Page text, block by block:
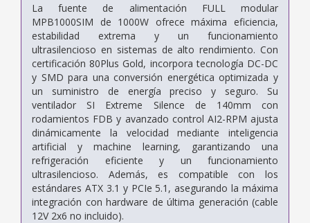
La fuente de alimentación FULL modular
MPB1000SIM de 1000W ofrece máxima eficiencia,
estabilidad extrema y un funcionamiento
ultrasilencioso en sistemas de alto rendimiento. Con
certificación 80Plus Gold, incorpora tecnología DC-DC
y SMD para una conversión energética optimizada y
un suministro de energía preciso y seguro. Su
ventilador SI Extreme Silence de 140mm con
rodamientos FDB y avanzado control AI2-RPM ajusta
dinámicamente la velocidad mediante inteligencia
artificial y machine learning, garantizando una
refrigeración eficiente y un funcionamiento
ultrasilencioso. Además, es compatible con los
estándares ATX 3.1 y PCIe 5.1, asegurando la máxima
integración con hardware de última generación (cable
12V 2x6 no incluido).